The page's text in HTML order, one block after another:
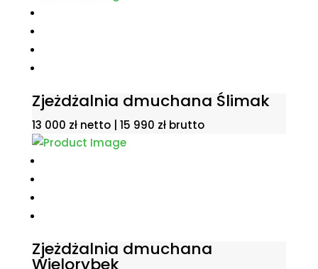
Zjeżdżalnia dmuchana Ślimak
13 000 zł netto | 15 990 złbrutto
Zjeżdżalnia dmuchana
Wielorybek